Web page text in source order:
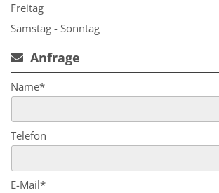
Freitag
Samstag - Sonntag
 Anfrage
Name*
Telefon
E-Mail*